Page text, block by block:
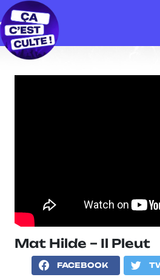
Mat Hilde – Il Pleut
FACEBOOK